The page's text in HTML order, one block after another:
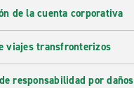
de la cuenta corporativa
viajes transfronterizos
responsabilidad por daños